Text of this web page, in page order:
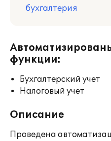
бухгалтерия
функции:
Бухгалтерский учет
Налоговый учет
Описание
Проведена